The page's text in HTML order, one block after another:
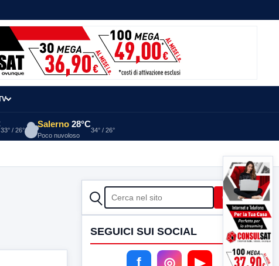
33° / 26°
Salerno 28°C
Poco nuvoloso
34° / 26°
CERCA Cerca
SEGUICI SUI SOCIAL
f ◎ ▶